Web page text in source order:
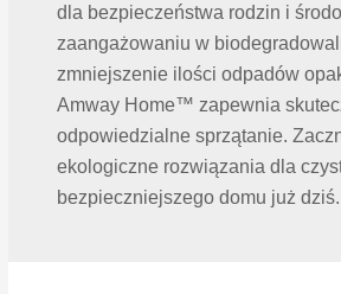
dla bezpieczeństwa rodzin i
zaangażowaniu w
zmniejszenie ilości odpadów
Amway Home™ zapewnia
odpowiedzialne sprzątanie.
ekologiczne rozwiązania dla
bezpieczniejszego domu już dziś.